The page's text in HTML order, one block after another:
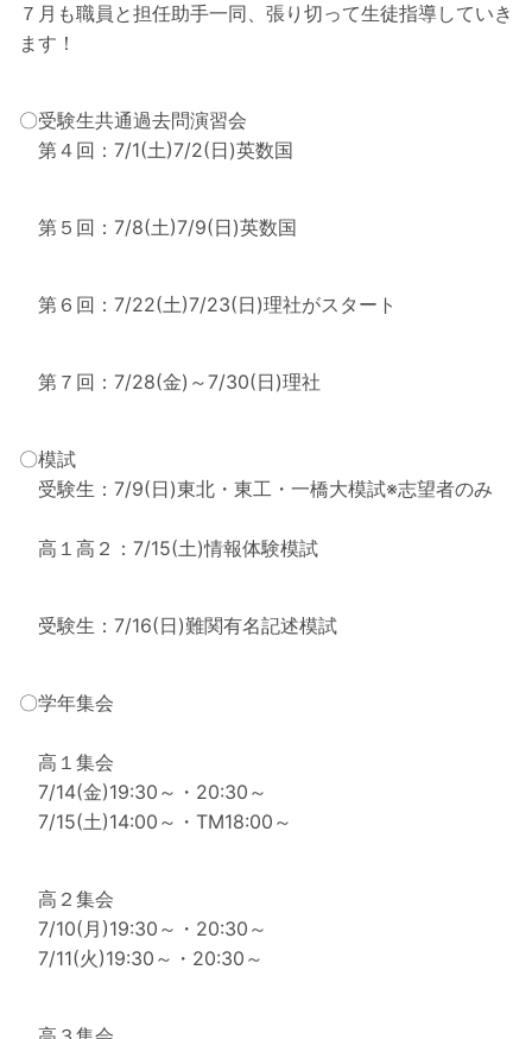
７月も職員と担任助手一同、張り切って生徒指導していき
ます！
〇受験生共通過去問演習会
第４回：7/1(土)7/2(日)英数国
第５回：7/8(土)7/9(日)英数国
第６回：7/22(土)7/23(日)理社がスタート
第７回：7/28(金)～7/30(日)理社
〇模試
受験生：7/9(日)東北・東工・一橋大模試※志望者のみ
高１高２：7/15(土)情報体験模試
受験生：7/16(日)難関有名記述模試
〇学年集会
高１集会
7/14(金)19:30～・20:30～
7/15(土)14:00～・TM18:00～
高２集会
7/10(月)19:30～・20:30～
7/11(火)19:30～・20:30～